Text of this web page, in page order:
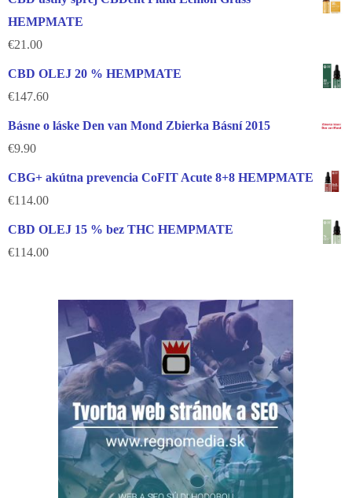
HEMPMATE
€21.00
CBD OLEJ 20 % HEMPMATE
€147.60
Básne o láske Den van Mond Zbierka Básní 2015
€9.90
CBG+ akútna prevencia CoFIT Acute 8+8 HEMPMATE
€114.00
CBD OLEJ 15 % bez THC HEMPMATE
€114.00